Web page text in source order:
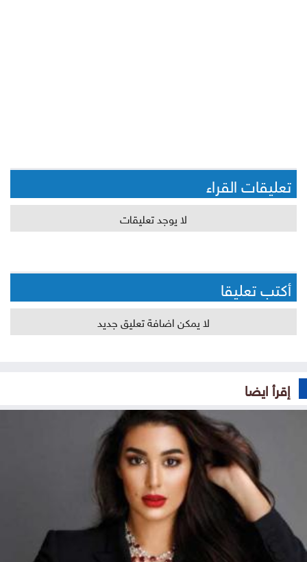
تعليقات القراء
لا يوجد تعليقات
أكتب تعليقا
لا يمكن اضافة تعليق جديد
إقرأ ايضا